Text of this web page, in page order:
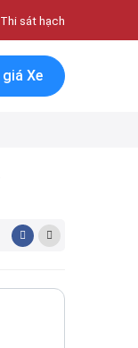
Thi sát hạch
Xe